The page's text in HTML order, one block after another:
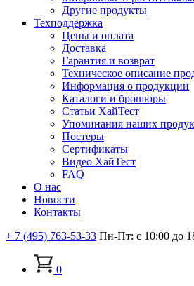
Другие продукты
Техподдержка
Цены и оплата
Доставка
Гарантия и возврат
Техническое описание
Информация о продукции
Каталоги и брошюры
Статьи ХайТест
Упоминания наших
Постеры
Сертификаты
Видео ХайТест
FAQ
О нас
Новости
Контакты
+ 7 (495) 763-53-33 Пн-Пт: с 10:00 до
0